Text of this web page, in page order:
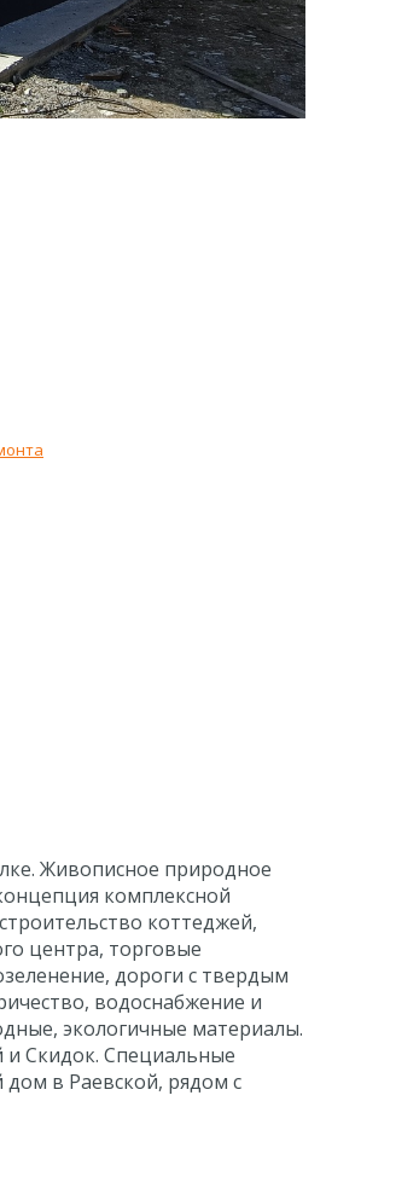
Живописное природное
комплексной
коттеджей,
центра, торговые
дороги с твердым
водоснабжение и
экологичные материалы.
Скидок. Специальные
дом в Раевской, рядом с